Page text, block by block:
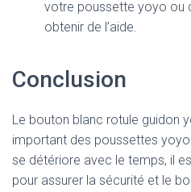
votre poussette yoyo ou
obtenir de l’aide.
Conclusion
Le bouton blanc rotule guidon
important des poussettes
se détériore avec le temps, il
pour assurer la sécurité et le